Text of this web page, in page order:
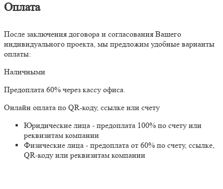
Оплата
После заключения договора и согласования Вашего
индивидуального проекта, мы предложим удобные варианты
оплаты:
Наличными
Предоплата 60% через кассу офиса.
Онлайн оплата по QR-коду, ссылке или счету
Юридические лица - предоплата 100% по счету или
реквизитам компании
Физические лица - предоплата от 60% по счету, ссылке,
QR-коду или реквизитам компании